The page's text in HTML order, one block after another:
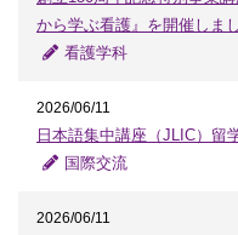
から学ぶ看護』を開催しま
看護学科
2026/06/11
日本語集中講座（JLIC）留
国際交流
2026/06/11